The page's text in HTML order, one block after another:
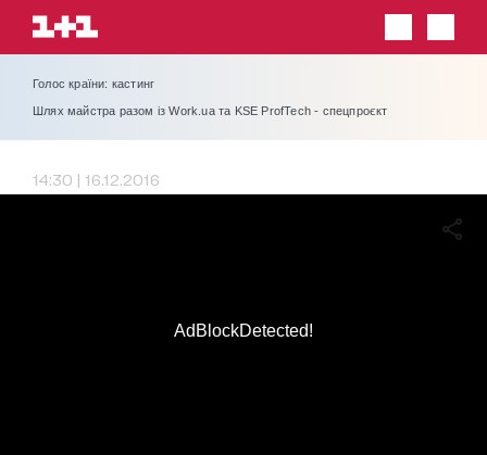
Голос країни: кастинг
Шлях майстра разом із Work.ua та KSE ProfTech - спецпроєкт
14:30 | 16.12.2016
AdBlockDetected!